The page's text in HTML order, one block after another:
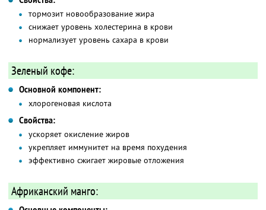
тормозит новообразование жира
снижает уровень холестерина в крови
нормализует уровень сахара в крови
Зеленый кофе:
Основной компонент:
хлорогеновая кислота
Свойства:
ускоряет окисление жиров
укрепляет иммунитет на время похудения
эффективно сжигает жировые отложения
Африканский манго: